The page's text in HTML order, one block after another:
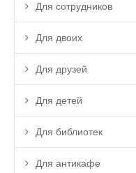
Для сотрудников
Для двоих
Для друзей
Для детей
Для библиотек
Для антикафе